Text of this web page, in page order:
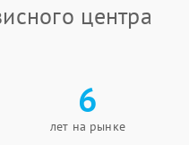
центра
6
лет на рынке